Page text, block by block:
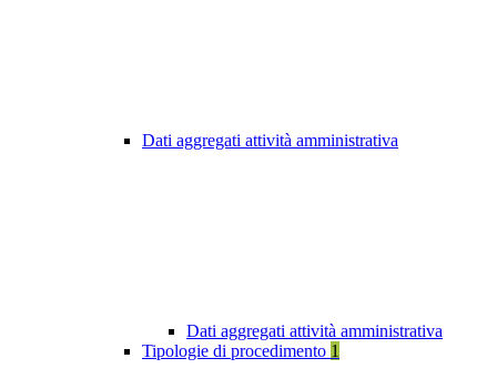
Dati aggregati attività amministrativa
Dati aggregati attività amministrativa
Tipologie di procedimento 1